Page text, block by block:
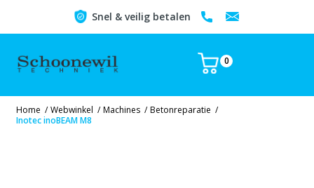
Snel & veilig betalen
0
Home / Webwinkel / Machines / Betonreparatie /
Inotec inoBEAM M8